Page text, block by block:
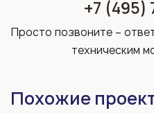
+7 (495)
Просто позвоните –
техническим
Похожие